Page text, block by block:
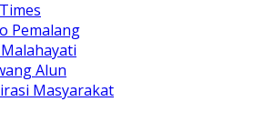
Pemalang
Alun
Masyarakat